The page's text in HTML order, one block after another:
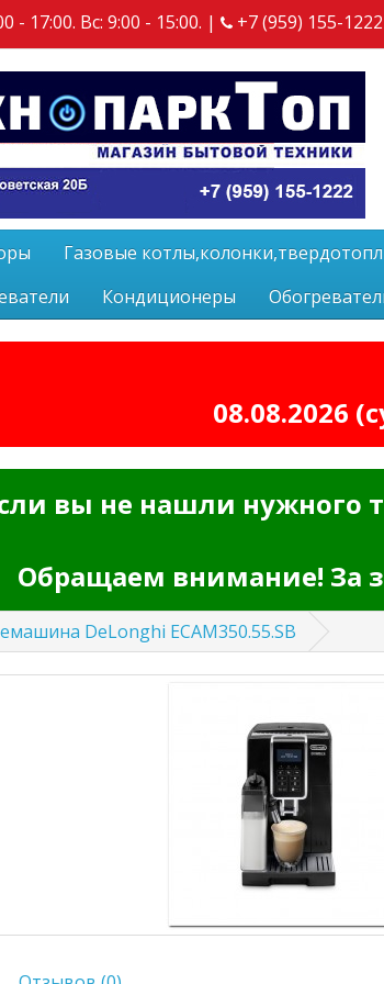
- 17:00. Вс: 9:00 - 15:00. | +7 (959) 155-1222
Газовые
Кондиционеры
08.08.2026
вы не нашли нужного
Обращаем внимание! За
DeLonghi EСAM350.55.SB